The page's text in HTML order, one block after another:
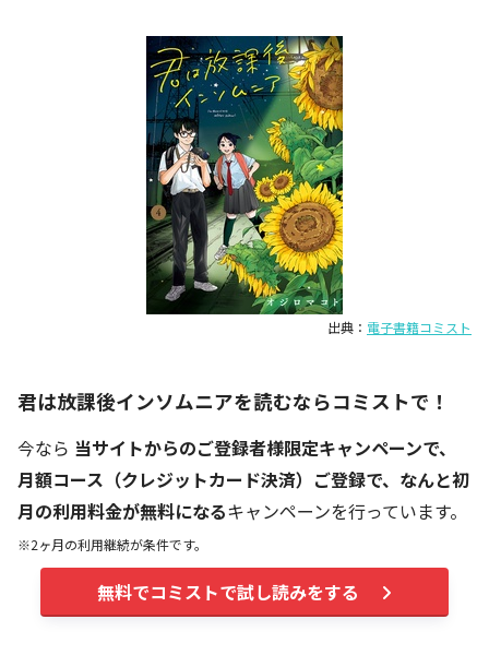
出典： 電子書籍コミスト
君は放課後インソムニアを読むならコミストで！
今なら 当サイトからのご登録者様限定キャンペーンで、
月額コース（クレジットカード決済）ご登録で、なんと初
月の利用料金が無料になるキャンペーンを行っています。
※2ヶ月の利用継続が条件です。
無料でコミストで試し読みをする